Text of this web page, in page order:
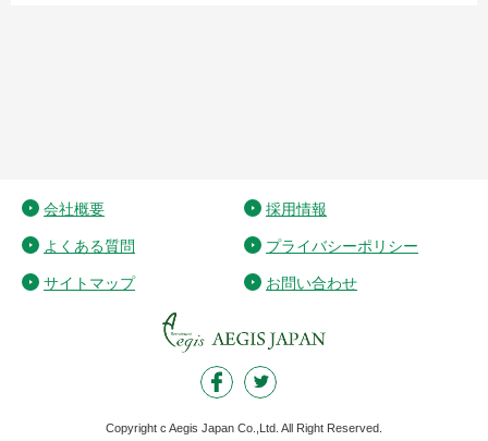
会社概要 採用情報
よくある質問 プライバシーポリシー
サイトマップ お問い合わせ
Copyright c Aegis Japan Co.,Ltd. All Right Reserved.